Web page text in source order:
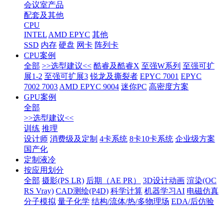
会议室产品
配套及其他
CPU
INTEL AMD EPYC 其他
SSD 内存 硬盘 网卡 阵列卡
CPU案例
全部 >>选型建议<< 酷睿及酷睿X 至强W系列 至强可扩
展1-2 至强可扩展3 锐龙及撕裂者 EPYC 7001 EPYC
7002 7003 AMD EPYC 9004 迷你PC 高密度方案
GPU案例
全部
>>选型建议<<
训练 推理
设计师 消费级及定制 4卡系统 8卡10卡系统 企业级方案
国产化
定制液冷
按应用划分
全部 摄影(PS LR) 后期（AE PR） 3D设计动画 渲染(OC
RS Vray) CAD测绘(P4D) 科学计算 机器学习AI 电磁仿真
分子模拟 量子化学 结构/流体/热/多物理场 EDA/后仿验